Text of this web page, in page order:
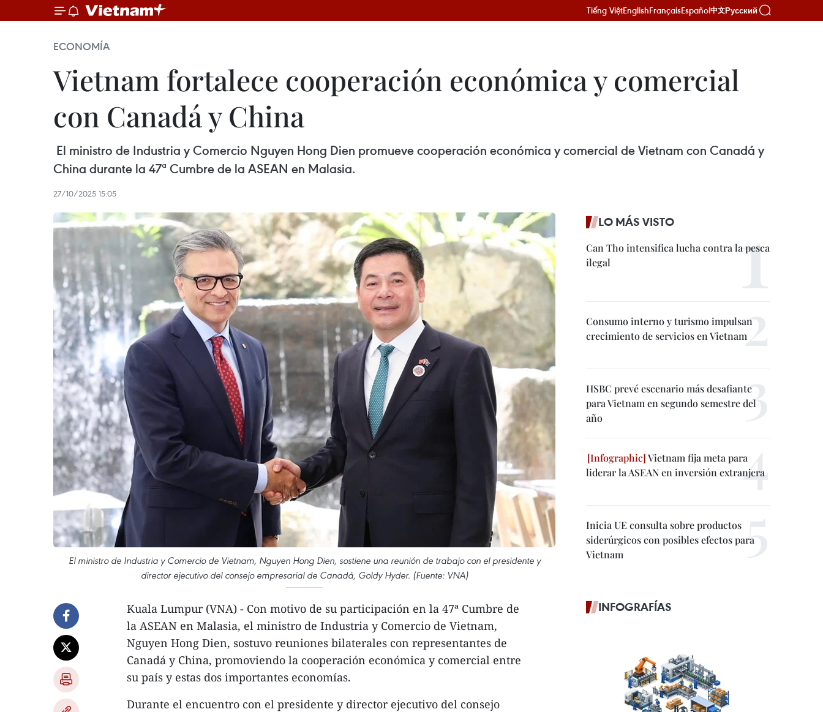
Tiếng ViệtEnglishFrançaisEspañol中文Русский
ECONOMÍA
Vietnam fortalece cooperación económica y comercial
con Canadá y China
El ministro de Industria y Comercio Nguyen Hong Dien promueve cooperación económica y comercial de Vietnam con Canadá y
China durante la 47ª Cumbre de la ASEAN en Malasia.
27/10/2025 15:05
El ministro de Industria y Comercio de Vietnam, Nguyen Hong Dien, sostiene una reunión de trabajo con el presidente y
director ejecutivo del consejo empresarial de Canadá, Goldy Hyder. (Fuente: VNA)
Kuala Lumpur (VNA) - Con motivo de su participación en la 47ª Cumbre de
la ASEAN en Malasia, el ministro de Industria y Comercio de Vietnam,
Nguyen Hong Dien, sostuvo reuniones bilaterales con representantes de
Canadá y China, promoviendo la cooperación económica y comercial entre
su país y estas dos importantes economías.
Durante el encuentro con el presidente y director ejecutivo del consejo
LO MÁS VISTO
Can Tho intensifica lucha contra la pesca
ilegal
Consumo interno y turismo impulsan
crecimiento de servicios en Vietnam
HSBC prevé escenario más desafiante
para Vietnam en segundo semestre del
año
Vietnam fija meta para
liderar la ASEAN en inversión extranjera
Inicia UE consulta sobre productos
siderúrgicos con posibles efectos para
Vietnam
INFOGRAFÍAS